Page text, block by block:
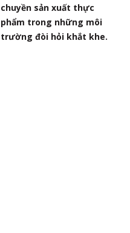
chuyền sản xuất thực
phẩm trong những môi
trường đòi hỏi khắt khe.